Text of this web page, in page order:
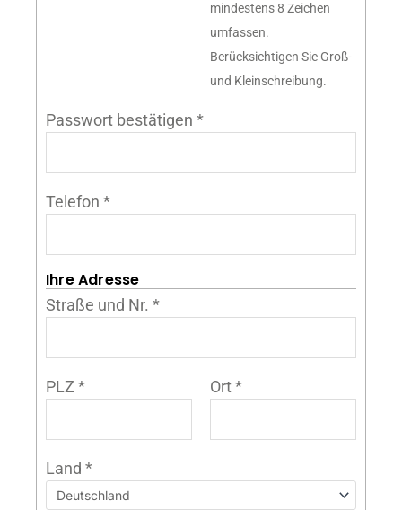
mindestens 8 Zeichen
umfassen.
Berücksichtigen Sie Groß-
und Kleinschreibung.
Passwort bestätigen *
Telefon *
Ihre Adresse
Straße und Nr. *
PLZ * Ort*
Land *